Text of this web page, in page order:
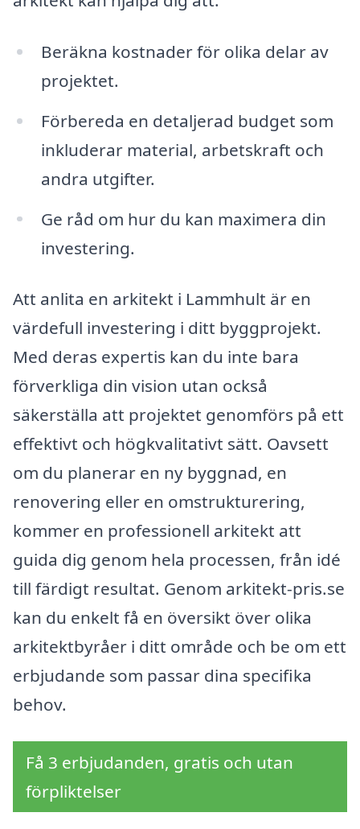
Beräkna kostnader för olika delar av
projektet.
Förbereda en detaljerad budget som
inkluderar material, arbetskraft och
andra utgifter.
Ge råd om hur du kan maximera din
investering.
Att anlita en arkitekt i Lammhult är en
värdefull investering i ditt byggprojekt.
Med deras expertis kan du inte bara
förverkliga din vision utan också
säkerställa att projektet genomförs på ett
effektivt och högkvalitativt sätt. Oavsett
om du planerar en ny byggnad, en
renovering eller en omstrukturering,
kommer en professionell arkitekt att
guida dig genom hela processen, från idé
till färdigt resultat. Genom arkitekt-pris.se
kan du enkelt få en översikt över olika
arkitektbyråer i ditt område och be om ett
erbjudande som passar dina specifika
behov.
Få 3 erbjudanden, gratis och utan
förpliktelser